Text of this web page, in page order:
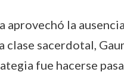
aprovechó la
clase sacerdotal,
fue hacerse